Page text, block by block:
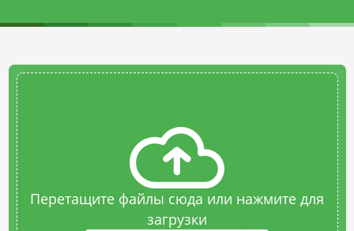
Перетащите файлы сюда или нажмите для
загрузки